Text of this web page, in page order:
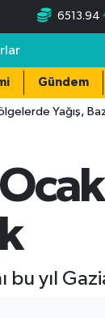
6513.94
Gündem
Yağış, Bazı
yıl